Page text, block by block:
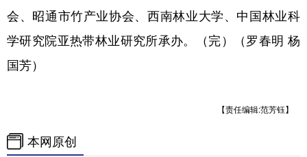
会、昭通市竹产业协会、西南林业大学、中国林业科
学研究院亚热带林业研究所承办。（完）（罗春明 杨
国芳）
【责任编辑:范芳钰】
本网原创